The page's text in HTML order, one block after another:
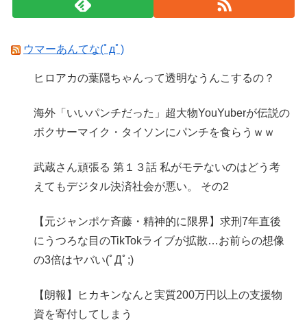
ウマーあんてな(ﾟдﾟ)
ヒロアカの葉隠ちゃんって透明なうんこするの？
海外「いいパンチだった」超大物YouYuberが伝説の
ボクサーマイク・タイソンにパンチを食らうｗｗ
武蔵さん頑張る 第１３話 私がモテないのはどう考
えてもデジタル決済社会が悪い。 その2
【元ジャンポケ斉藤・精神的に限界】求刑7年直後
にうつろな目のTikTokライブが拡散…お前らの想像
の3倍はヤバい(ﾟДﾟ;)
【朗報】ヒカキンなんと実質200万円以上の支援物
資を寄付してしまう